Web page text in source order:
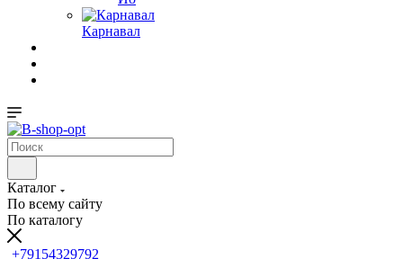
Карнавал
Каталог
По всему сайту
По каталогу
+79154329792